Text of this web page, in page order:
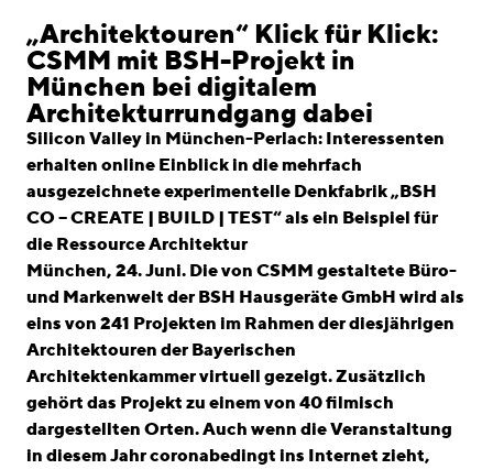
Standorte
linkedininstagram
Deutsch
Impressum
Datenschutz
„Architektouren“ Klick für Klick:
CSMM mit BSH-Projekt in
München bei digitalem
Architekturrundgang dabei
Silicon Valley in München-Perlach: Interessenten
erhalten online Einblick in die mehrfach
ausgezeichnete experimentelle Denkfabrik „BSH
CO – CREATE | BUILD | TEST“ als ein Beispiel für
die Ressource Architektur
München, 24. Juni. Die von CSMM gestaltete Büro-
und Markenwelt der BSH Hausgeräte GmbH wird als
eins von 241 Projekten im Rahmen der diesjährigen
Architektouren der Bayerischen
Architektenkammer virtuell gezeigt. Zusätzlich
gehört das Projekt zu einem von 40 filmisch
dargestellten Orten. Auch wenn die Veranstaltung
in diesem Jahr coronabedingt ins Internet zieht,